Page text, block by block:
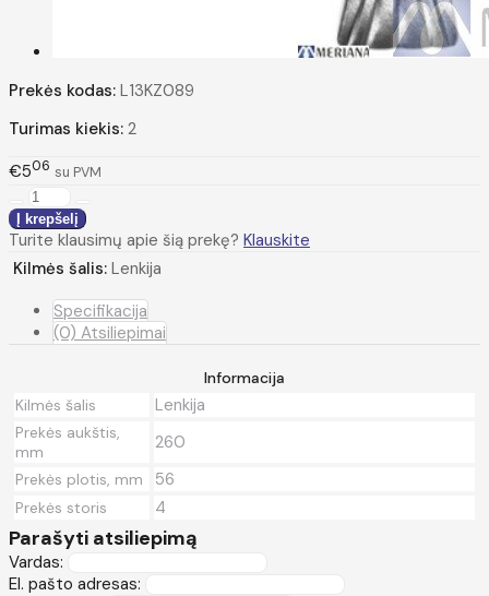
Prekės kodas: L13KZ089
Turimas kiekis: 2
€506 su PVM
Turite klausimų apie šią prekę? Klauskite
Kilmės šalis: Lenkija
Specifikacija
(0) Atsiliepimai
Informacija
Kilmės šalis
Lenkija
Prekės aukštis,
mm
260
Prekės plotis, mm 56
Prekės storis 4
Parašyti atsiliepimą
Vardas:
El. pašto adresas: